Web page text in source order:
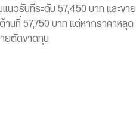
แนวรับที่ระดับ 57,450 บาท และขาย
นที่ 57,750 บาท แต่หากราคาหลุด
ยตัดขาดทุน